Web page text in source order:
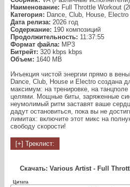
Наименование: Full Throttle Workout
Категория: Dance, Club, House, Electro
Дата релиза: 2026 год
Содержание: 190 композиций
Продолжительность: 11:37:55
Формат файла: MP3
Битрейт: 320 kbps kbps
Объем: 1640 МB
Инъекция чистой энергии прямо в
Dance, Club, House и Electro создана
максимум: на тренировке, на
целями. Мощные биты, заряженные
неумолимый ритм заставят ваше
дадут остановиться, пока вы не
лимитах: включите этот микс на
свободу скорости!
Скачать: Various Artist - Full
Цитата